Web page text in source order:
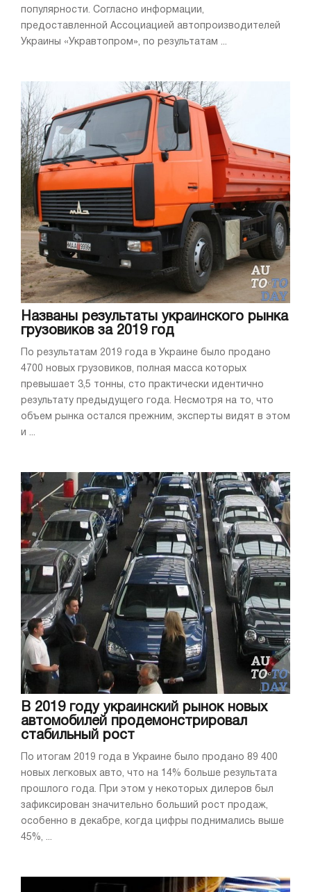
популярности. Согласно информации,
предоставленной Ассоциацией автопроизводителей
Украины «Укравтопром», по результатам ...
Названы результаты украинского рынка
грузовиков за 2019 год
По результатам 2019 года в Украине было продано
4700 новых грузовиков, полная масса которых
превышает 3,5 тонны, сто практически идентично
результату предыдущего года. Несмотря на то, что
объем рынка остался прежним, эксперты видят в этом
и ...
В 2019 году украинский рынок новых
автомобилей продемонстрировал
стабильный рост
По итогам 2019 года в Украине было продано 89 400
новых легковых авто, что на 14% больше результата
прошлого года. При этом у некоторых дилеров был
зафиксирован значительно больший рост продаж,
особенно в декабре, когда цифры поднимались выше
45%, ...